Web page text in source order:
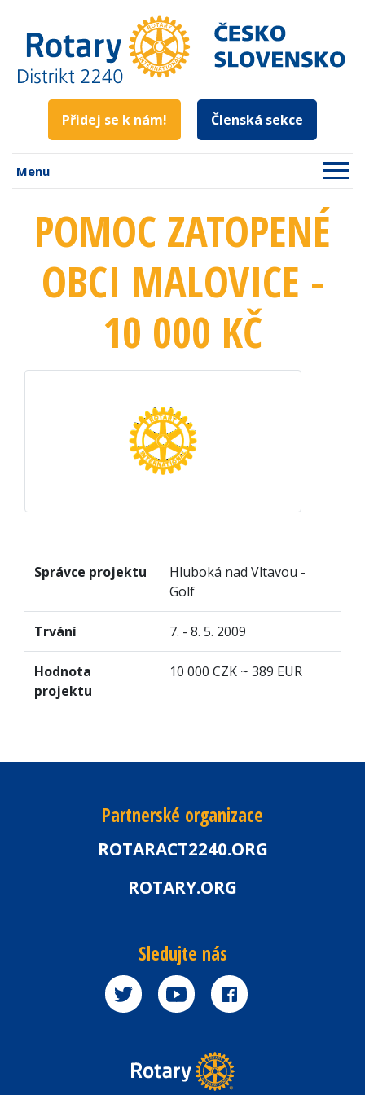
Přidej se k nám! Členská sekce
Menu
POMOC ZATOPENÉ
OBCI MALOVICE -
10 000 KČ
Správce projektu
Hluboká nad Vltavou -
Golf
Trvání 7. - 8. 5. 2009
Hodnota
projektu
10 000 CZK ~ 389 EUR
Partnerské organizace
ROTARACT2240.ORG
ROTARY.ORG
Sledujte nás